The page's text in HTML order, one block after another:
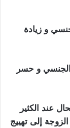
و زيادة
الجنسي و حسر
عند الكثير
إلى تهييج